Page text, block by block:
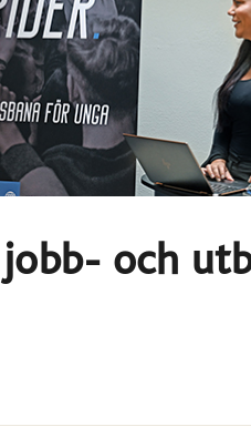
jobb- och